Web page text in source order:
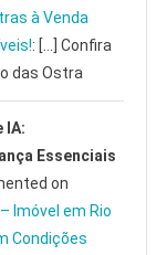
à Venda
: […] Confira
das Ostra
IA:
Essenciais
on
Imóvel em Rio
Condições